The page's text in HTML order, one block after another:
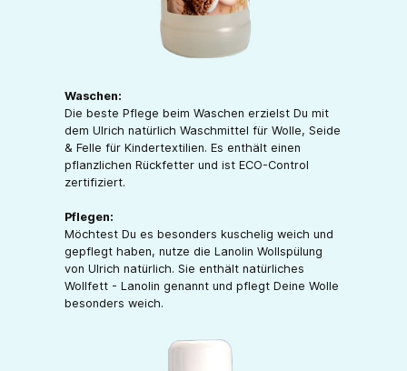
Waschen:
Die beste Pflege beim Waschen erzielst Du mit
dem Ulrich natürlich Waschmittel für Wolle, Seide
& Felle für Kindertextilien. Es enthält einen
pflanzlichen Rückfetter und ist ECO-Control
zertifiziert.
Pflegen:
Möchtest Du es besonders kuschelig weich und
gepflegt haben, nutze die Lanolin Wollspülung
von Ulrich natürlich. Sie enthält natürliches
Wollfett - Lanolin genannt und pflegt Deine Wolle
besonders weich.